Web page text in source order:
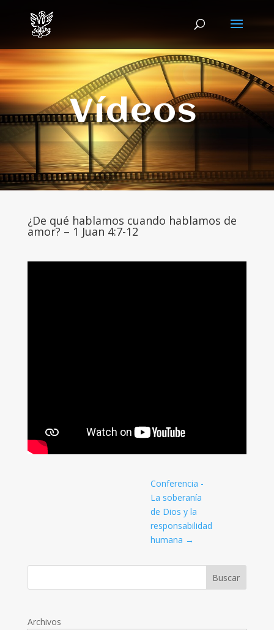
Vídeos
¿De qué hablamos cuando hablamos de
amor? – 1 Juan 4:7-12
Conferencia -
La soberanía
de Dios y la
responsabilidad
humana →
Archivos